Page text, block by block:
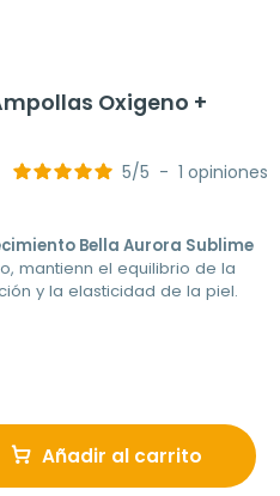
Oxigeno +
5/5 - 1 opiniones
Bella Aurora Sublime
mantienn el equilibrio de la
y la elasticidad de la piel.
Añadir al carrito